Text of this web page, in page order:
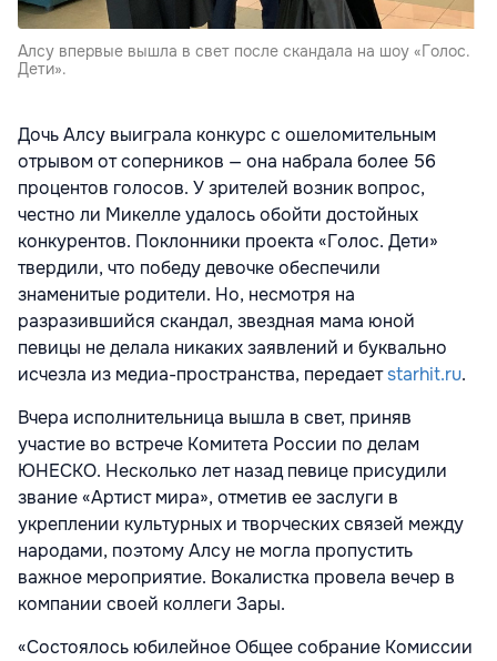
Алсу впервые вышла в свет после скандала на шоу «Голос.
Дети».
Дочь Алсу выиграла конкурс с ошеломительным
отрывом от соперников — она набрала более 56
процентов голосов. У зрителей возник вопрос,
честно ли Микелле удалось обойти достойных
конкурентов. Поклонники проекта «Голос. Дети»
твердили, что победу девочке обеспечили
знаменитые родители. Но, несмотря на
разразившийся скандал, звездная мама юной
певицы не делала никаких заявлений и буквально
исчезла из медиа-пространства, передаетstarhit.ru.
Вчера исполнительница вышла в свет, приняв
участие во встрече Комитета России по делам
ЮНЕСКО. Несколько лет назад певице присудили
звание «Артист мира», отметив ее заслуги в
укреплении культурных и творческих связей между
народами, поэтому Алсу не могла пропустить
важное мероприятие. Вокалистка провела вечер в
компании своей коллеги Зары.
«Состоялось юбилейное Общее собрание Комиссии